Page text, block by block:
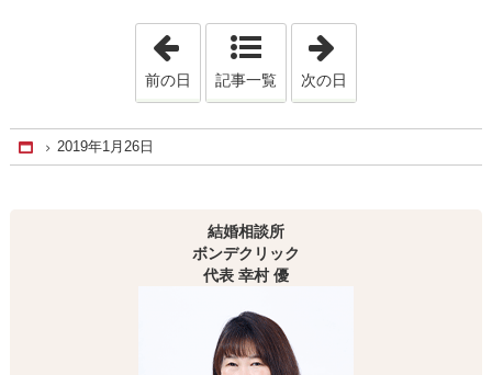
「2019年1月25日」
前の日 記事一覧 次の日
Home
2019年1月26日
結婚相談所
ボンデクリック
代表 幸村 優